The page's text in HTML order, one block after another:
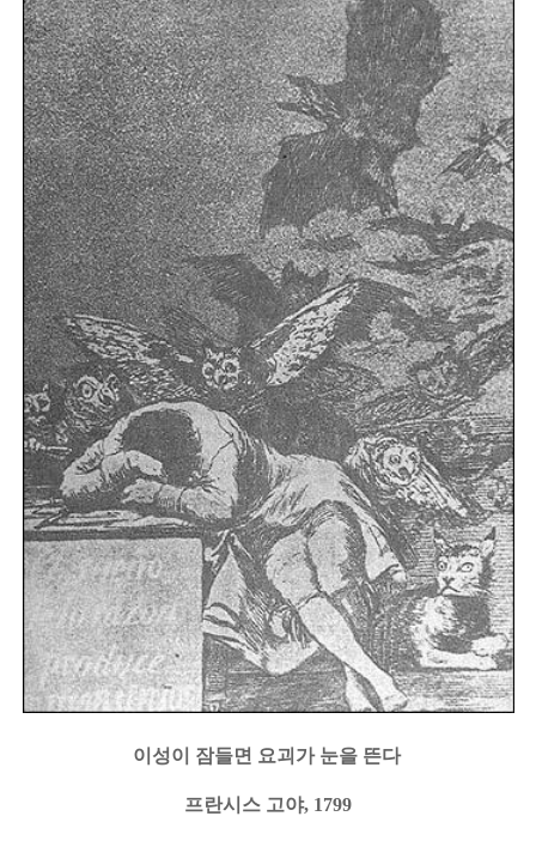
이성이 잠들면 요괴가 눈을 뜬다
프란시스 고야, 1799